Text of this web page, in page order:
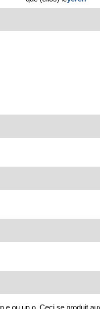
e ou un o. Ceci se produit